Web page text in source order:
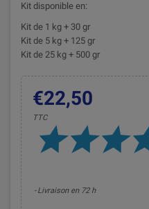
Kit disponible en:
Kit de 1 kg + 30 gr
Kit de 5 kg + 125 gr
Kit de 25 kg + 500 gr
€22,50
TTC
Livraison en 72 h